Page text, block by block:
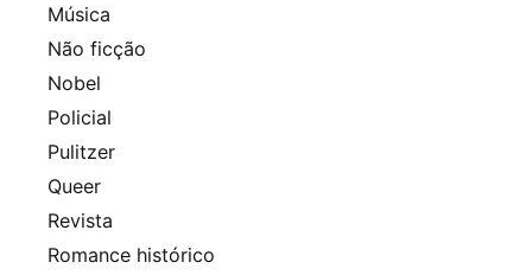
Música
Não ficção
Nobel
Policial
Pulitzer
Queer
Revista
Romance histórico